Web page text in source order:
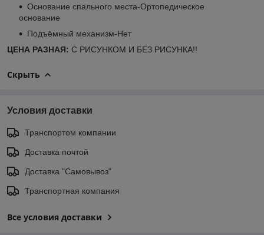
Основание спального места-Ортопедическое
основание
Подъёмный механизм-Нет
ЦЕНА РАЗНАЯ: С РИСУНКОМ И БЕЗ РИСУНКА!!
Скрыть
Условия доставки
Транспортом компании
Доставка почтой
Доставка "Самовывоз"
Транспортная компания
Все условия доставки